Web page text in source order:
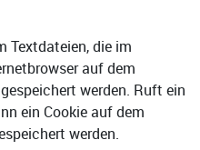
Textdateien, die im
auf dem
werden. Ruft ein
ein Cookie auf dem
werden.